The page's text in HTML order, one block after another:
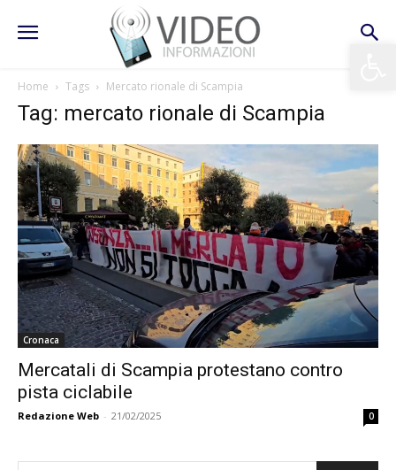
Home Tags Mercato rionale di Scampia
Tag: mercato rionale di Scampia
Cronaca
Mercatali di Scampia protestano contro
pista ciclabile
Redazione Web - 21/02/2025 0